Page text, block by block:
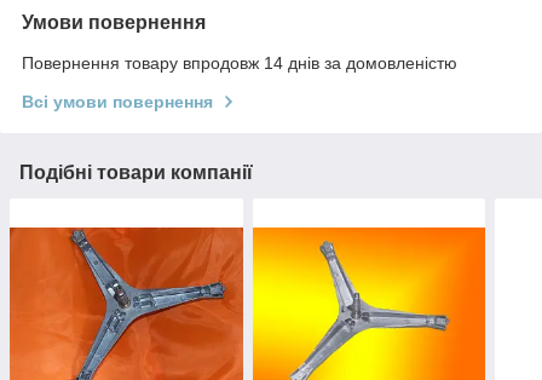
Умови повернення
Повернення товару впродовж 14 днів за домовленістю
Всі умови повернення
Подібні товари компанії